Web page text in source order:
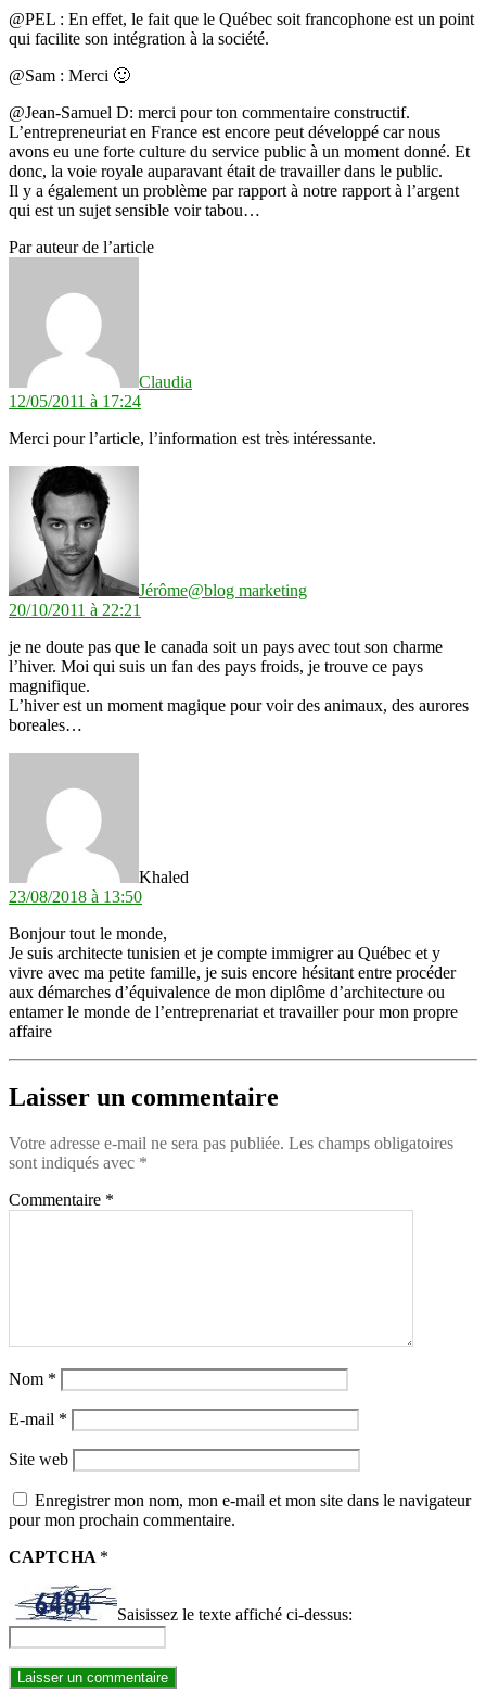
@PEL : En effet, le fait que le Québec soit francophone est un point
qui facilite son intégration à la société.
@Sam : Merci 🙂
@Jean-Samuel D: merci pour ton commentaire constructif.
L’entrepreneuriat en France est encore peut développé car nous
avons eu une forte culture du service public à un moment donné. Et
donc, la voie royale auparavant était de travailler dans le public.
Il y a également un problème par rapport à notre rapport à l’argent
qui est un sujet sensible voir tabou…
Par auteur de l’article
Claudia
12/05/2011 à 17:24
Merci pour l’article, l’information est très intéressante.
Jérôme@blog marketing
20/10/2011 à 22:21
je ne doute pas que le canada soit un pays avec tout son charme
l’hiver. Moi qui suis un fan des pays froids, je trouve ce pays
magnifique.
L’hiver est un moment magique pour voir des animaux, des aurores
boreales…
Khaled
23/08/2018 à 13:50
Bonjour tout le monde,
Je suis architecte tunisien et je compte immigrer au Québec et y
vivre avec ma petite famille, je suis encore hésitant entre procéder
aux démarches d’équivalence de mon diplôme d’architecture ou
entamer le monde de l’entreprenariat et travailler pour mon propre
affaire
Laisser un commentaire
Votre adresse e-mail ne sera pas publiée. Les champs obligatoires
sont indiqués avec *
Commentaire *
Nom *
E-mail *
Site web
Enregistrer mon nom, mon e-mail et mon site dans le navigateur
pour mon prochain commentaire.
CAPTCHA *
Saisissez le texte affiché ci-dessus: